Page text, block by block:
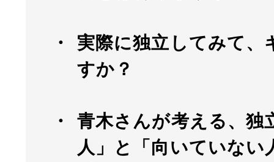
実際に独立してみて、
すか？
青木さんが考える、独
人」と「向いていな